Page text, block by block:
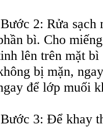
Bước 2: Rửa sạch
bì. Cho
lên trên mặt
bị mặn,
để lớp muối
Bước 3: Để khay